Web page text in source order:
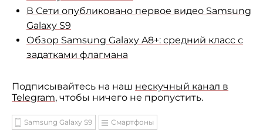
В Сети опубликовано первое видео Samsung
Galaxy S9
Обзор Samsung Galaxy A8+: средний класс с
задатками флагмана
Подписывайтесь на наш нескучный канал в
Telegram, чтобы ничего не пропустить.
Samsung Galaxy S9 Смартфоны